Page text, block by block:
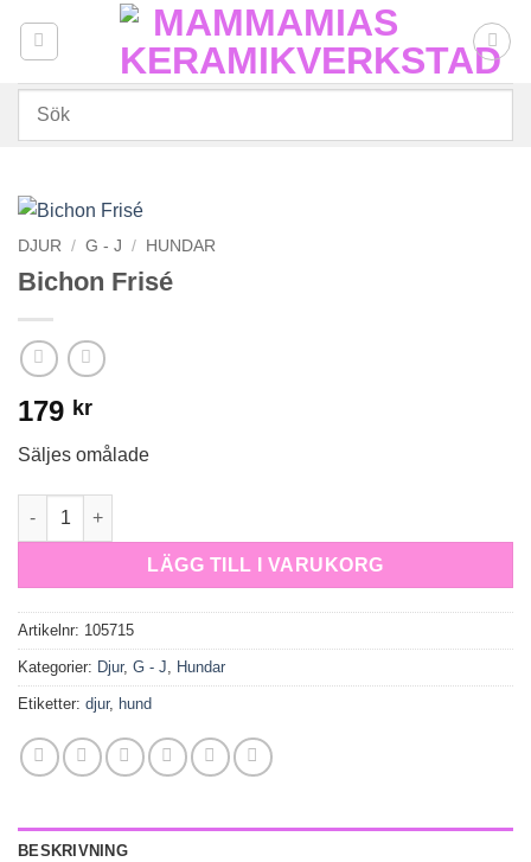
DJUR / G - J / HUNDAR
Bichon Frisé
179 kr
Säljes omålade
Bichon Frisé mängd
LÄGG TILL I VARUKORG
Artikelnr: 105715
Kategorier: Djur, G - J, Hundar
Etiketter: djur, hund
BESKRIVNING